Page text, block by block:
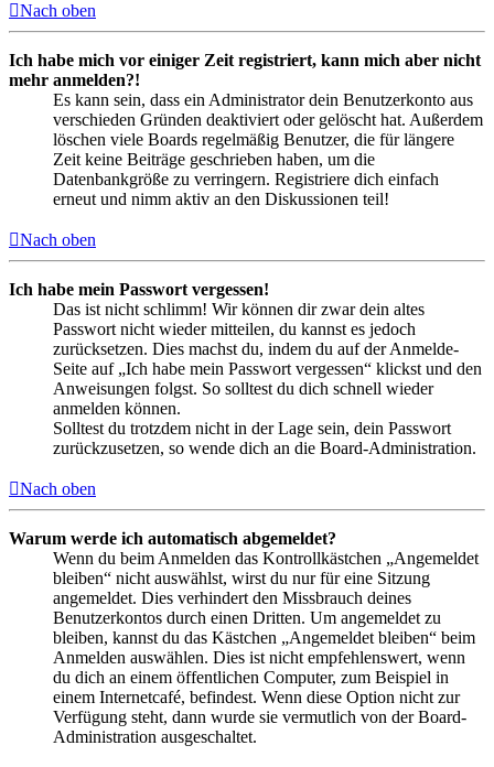
Nach oben
Ich habe mich vor einiger Zeit registriert, kann mich aber nicht
mehr anmelden?!
Es kann sein, dass ein Administrator dein Benutzerkonto aus
verschieden Gründen deaktiviert oder gelöscht hat. Außerdem
löschen viele Boards regelmäßig Benutzer, die für längere
Zeit keine Beiträge geschrieben haben, um die
Datenbankgröße zu verringern. Registriere dich einfach
erneut und nimm aktiv an den Diskussionen teil!
Nach oben
Ich habe mein Passwort vergessen!
Das ist nicht schlimm! Wir können dir zwar dein altes
Passwort nicht wieder mitteilen, du kannst es jedoch
zurücksetzen. Dies machst du, indem du auf der Anmelde-
Seite auf „Ich habe mein Passwort vergessen“ klickst und den
Anweisungen folgst. So solltest du dich schnell wieder
anmelden können.
Solltest du trotzdem nicht in der Lage sein, dein Passwort
zurückzusetzen, so wende dich an die Board-Administration.
Nach oben
Warum werde ich automatisch abgemeldet?
Wenn du beim Anmelden das Kontrollkästchen „Angemeldet
bleiben“ nicht auswählst, wirst du nur für eine Sitzung
angemeldet. Dies verhindert den Missbrauch deines
Benutzerkontos durch einen Dritten. Um angemeldet zu
bleiben, kannst du das Kästchen „Angemeldet bleiben“ beim
Anmelden auswählen. Dies ist nicht empfehlenswert, wenn
du dich an einem öffentlichen Computer, zum Beispiel in
einem Internetcafé, befindest. Wenn diese Option nicht zur
Verfügung steht, dann wurde sie vermutlich von der Board-
Administration ausgeschaltet.